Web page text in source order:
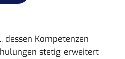
dessen Kompetenzen
stetig erweitert